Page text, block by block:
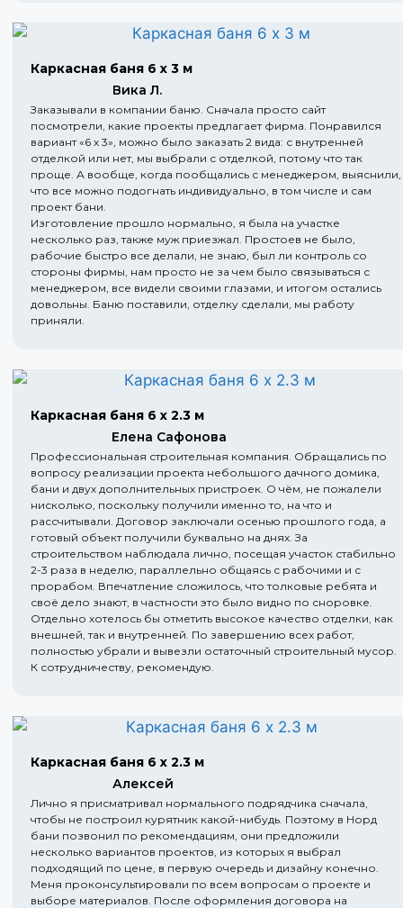
Каркасная баня 6 х 3 м
Вика Л.
Заказывали в компании баню. Сначала просто сайт
посмотрели, какие проекты предлагает фирма. Понравился
вариант «6 х 3», можно было заказать 2 вида: с внутренней
отделкой или нет, мы выбрали с отделкой, потому что так
проще. А вообще, когда пообщались с менеджером, выяснили,
что все можно подогнать индивидуально, в том числе и сам
проект бани.
Изготовление прошло нормально, я была на участке
несколько раз, также муж приезжал. Простоев не было,
рабочие быстро все делали, не знаю, был ли контроль со
стороны фирмы, нам просто не за чем было связываться с
менеджером, все видели своими глазами, и итогом остались
довольны. Баню поставили, отделку сделали, мы работу
приняли.
Каркасная баня 6 х 2.3 м
Елена Сафонова
Профессиональная строительная компания. Обращались по
вопросу реализации проекта небольшого дачного домика,
бани и двух дополнительных пристроек. О чём, не пожалели
нисколько, поскольку получили именно то, на что и
рассчитывали. Договор заключали осенью прошлого года, а
готовый объект получили буквально на днях. За
строительством наблюдала лично, посещая участок стабильно
2-3 раза в неделю, параллельно общаясь с рабочими и с
прорабом. Впечатление сложилось, что толковые ребята и
своё дело знают, в частности это было видно по сноровке.
Отдельно хотелось бы отметить высокое качество отделки, как
внешней, так и внутренней. По завершению всех работ,
полностью убрали и вывезли остаточный строительный мусор.
К сотрудничеству, рекомендую.
Каркасная баня 6 х 2.3 м
Алексей
Лично я присматривал нормального подрядчика сначала,
чтобы не построил курятник какой-нибудь. Поэтому в Норд
бани позвонил по рекомендациям, они предложили
несколько вариантов проектов, из которых я выбрал
подходящий по цене, в первую очередь и дизайну конечно.
Меня проконсультировали по всем вопросам о проекте и
выборе материалов. После оформления договора на